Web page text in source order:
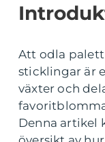
Att odla
sticklingar är
växter och
Denna artikel